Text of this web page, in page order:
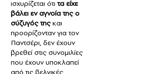
ισχυρίζεται ότιτα είχε
βάλει εν αγνοία της ο
σύζυγός τηςκαι
προορίζονταν για τον
Παντσέρι, δεν έχουν
βρεθεί στις συνομιλίες
που έχουν υποκλαπεί
από τις βελγικές